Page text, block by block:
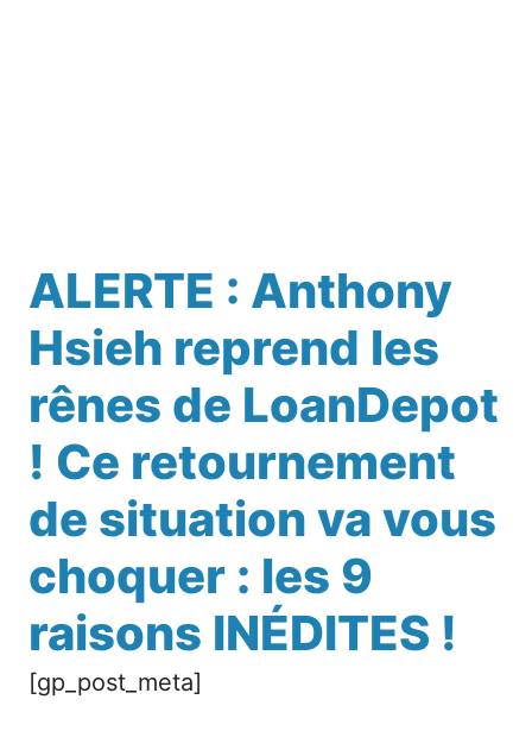
ALERTE : Anthony
Hsieh reprend les
rênes de LoanDepot
! Ce retournement
de situation va vous
choquer : les 9
raisons INÉDITES !
[gp_post_meta]